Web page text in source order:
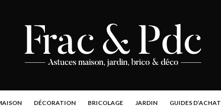
DÉCORATION BRICOLAGE JARDIN GUIDES D’ACHAT